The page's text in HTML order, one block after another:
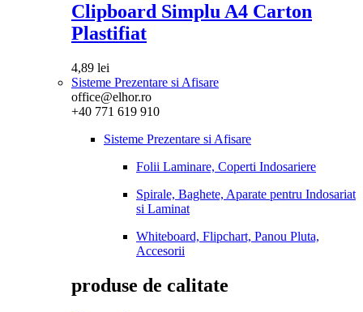
Clipboard Simplu A4 Carton
Plastifiat
4,89 lei
Sisteme Prezentare si Afisare
office@elhor.ro
+40 771 619 910
Sisteme Prezentare si Afisare
Folii Laminare, Coperti Indosariere
Spirale, Baghete, Aparate pentru Indosariat
si Laminat
Whiteboard, Flipchart, Panou Pluta,
Accesorii
produse de calitate